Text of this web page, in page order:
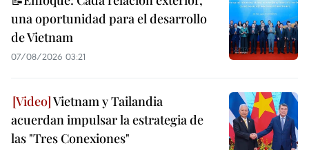
una oportunidad para el desarrollo
de Vietnam
07/08/2026 03:21
Vietnam y Tailandia
acuerdan impulsar la estrategia de
las "Tres Conexiones"